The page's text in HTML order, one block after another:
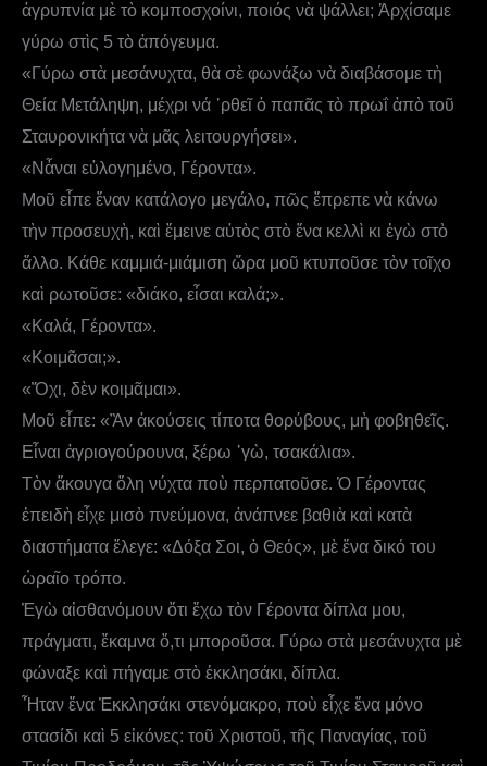
ἀγρυπνία μὲ τὸ κομποσχοίνι, ποιός νὰ ψάλλει; Ἀρχίσαμε
γύρω στὶς 5 τὸ ἀπόγευμα.
«Γύρω στὰ μεσάνυχτα, θὰ σὲ φωνάξω νὰ διαβάσομε τὴ
Θεία Μετάληψη, μέχρι νά ᾿ρθεῖ ὁ παπᾶς τὸ πρωΐ ἀπὸ τοῦ
Σταυρονικήτα νὰ μᾶς λειτουργήσει».
«Νἆναι εὐλογημένο, Γέροντα».
Μοῦ εἶπε ἕναν κατάλογο μεγάλο, πῶς ἔπρεπε νὰ κάνω
τὴν προσευχὴ, καὶ ἔμεινε αὐτὸς στὸ ἕνα κελλὶ κι ἐγὼ στὸ
ἄλλο. Κάθε καμμιά-μιάμιση ὥρα μοῦ κτυποῦσε τὸν τοῖχο
καὶ ρωτοῦσε: «διάκο, εἶσαι καλά;».
«Καλά, Γέροντα».
«Κοιμᾶσαι;».
«Ὄχι, δὲν κοιμᾶμαι».
Μοῦ εἶπε: «Ἂν ἀκούσεις τίποτα θορύβους, μὴ φοβηθεῖς.
Εἶναι ἀγριογούρουνα, ξέρω ᾿γὼ, τσακάλια».
Τὸν ἄκουγα ὅλη νύχτα ποὺ περπατοῦσε. Ὁ Γέροντας
ἐπειδὴ εἶχε μισὸ πνεύμονα, ἀνάπνεε βαθιὰ καὶ κατὰ
διαστήματα ἔλεγε: «Δόξα Σοι, ὁ Θεός», μὲ ἕνα δικό του
ὡραῖο τρόπο.
Ἐγὼ αἰσθανόμουν ὅτι ἔχω τὸν Γέροντα δίπλα μου,
πράγματι, ἔκαμνα ὅ,τι μποροῦσα. Γύρω στὰ μεσάνυχτα μὲ
φώναξε καὶ πήγαμε στὸ ἐκκλησάκι, δίπλα.
Ἦταν ἕνα Ἐκκλησάκι στενόμακρο, ποὺ εἶχε ἕνα μόνο
στασίδι καὶ 5 εἰκόνες: τοῦ Χριστοῦ, τῆς Παναγίας, τοῦ